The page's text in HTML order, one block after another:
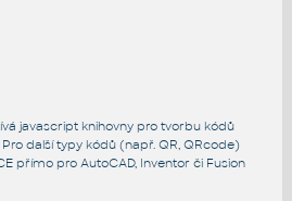
javascript knihovny pro tvorbu kódů
další typy kódů (např. QR, QRcode)
přímo pro AutoCAD, Inventor či Fusion